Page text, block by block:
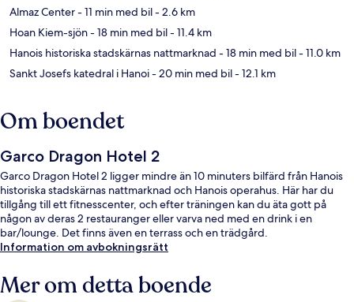
Almaz Center- 11 min med bil- 2.6 km
Hoan Kiem-sjön- 18 min med bil- 11.4 km
Hanois historiska stadskärnas nattmarknad - 18 min med bil- 11.0 km
Sankt Josefs katedral i Hanoi- 20 min med bil- 12.1 km
Om boendet
Garco Dragon Hotel 2
Garco Dragon Hotel 2 ligger mindre än 10 minuters bilfärd från Hanois
historiska stadskärnas nattmarknad och Hanois operahus. Här har du
tillgång till ett fitnesscenter, och efter träningen kan du äta gott på
någon av deras 2 restauranger eller varva ned med en drink i en
bar/lounge. Det finns även en terrass och en trädgård.
Information om avbokningsrätt
Mer om detta boende